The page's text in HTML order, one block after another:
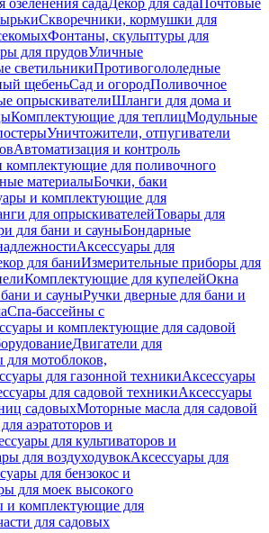
озеленения садаДекор для садаПочтовые
Скворечники, кормушки для
Фонтаны, скульптуры для
для прудовУличные
светильникиПротивогололедные
щебеньСад и огородПоливочное
опрыскивателиШланги для дома и
Комплектующие для теплицМодульные
Уничтожители, отпугиватели
Автоматизация и контроль
комплектующие для поливочного
материалыБочки, баки
и комплектующие для
для опрыскивателейТовары для
для бани и сауныБондарные
Аксессуары для
для баниИзмерительные приборы для
Комплектующие для купелейОкна
и сауныРучки дверные для бани и
Спа-бассейны с
и комплектующие для садовой
Двигатели для
мотоблоков,
для газонной техникиАксессуары
для садовой техникиАксессуары
садовыхМоторные масла для садовой
аэратоторов и
для культиваторов и
для воздуходувокАксессуары для
для бензокос и
для моек высокого
и комплектующие для
для садовых